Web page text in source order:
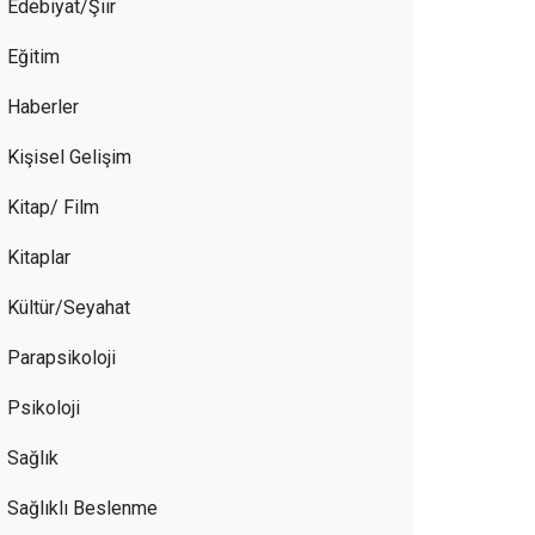
Edebiyat/Şiir
Eğitim
Haberler
Kişisel Gelişim
Kitap/ Film
Kitaplar
Kültür/Seyahat
Parapsikoloji
Psikoloji
Sağlık
Sağlıklı Beslenme